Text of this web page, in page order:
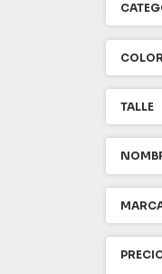
TALLE